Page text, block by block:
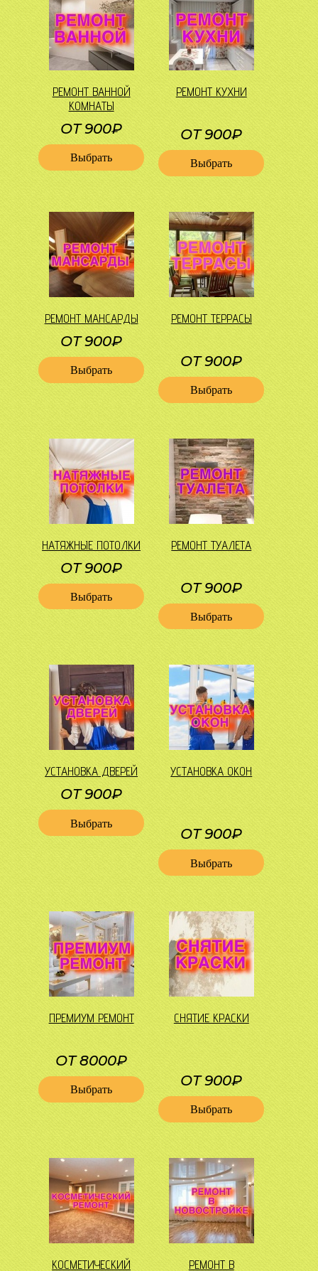
РЕМОНТ ВАННОЙ
КОМНАТЫ
ОТ 900₽
Выбрать
РЕМОНТ КУХНИ
ОТ 900₽
Выбрать
РЕМОНТ МАНСАРДЫ
ОТ 900₽
Выбрать
РЕМОНТ ТЕРРАСЫ
ОТ 900₽
Выбрать
НАТЯЖНЫЕ ПОТОЛКИ
ОТ 900₽
Выбрать
РЕМОНТ ТУАЛЕТА
ОТ 900₽
Выбрать
УСТАНОВКА ДВЕРЕЙ
ОТ 900₽
Выбрать
УСТАНОВКА ОКОН
ОТ 900₽
Выбрать
ПРЕМИУМ РЕМОНТ
ОТ 8000₽
Выбрать
СНЯТИЕ КРАСКИ
ОТ 900₽
Выбрать
КОСМЕТИЧЕСКИЙ РЕМОНТ В